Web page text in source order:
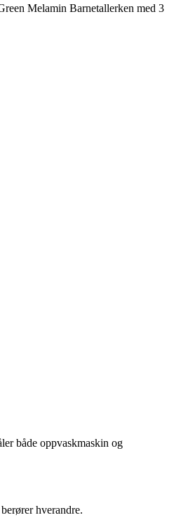
Melamin Barnetallerken med 3
både oppvaskmaskin og
hverandre.